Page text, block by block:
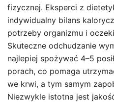
fizycznej. Eksperci z
indywidualny bilans
potrzeby organizmu i
Skuteczne odchudzanie
najlepiej spożywać 4–5
porach, co pomaga
we krwi, a tym samym
Niezwykle istotna jest